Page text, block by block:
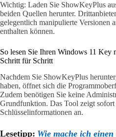
Wichtig: Laden Sie ShowKeyPlus
beiden Quellen herunter.
gelegentlich manipulierte Versionen
enthalten können.
So lesen Sie Ihren Windows 11 Key
Schritt für Schritt
Nachdem Sie ShowKeyPlus
haben, öffnet sich die
Zudem benötigen Sie keine
Grundfunktion. Das Tool zeigt sofort
Schlüsselinformationen an.
Lesetipp: Wie mache ich